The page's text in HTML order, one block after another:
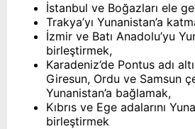
İstanbul ve Boğazları ele
Trakya’yı Yunanistan’a
İzmir ve Batı Anadolu’yu
birleştirmek,
Karadeniz’de Pontus adı
Giresun, Ordu ve Samsun
Yunanistan’a bağlamak,
Kıbrıs ve Ege adalarını
birleştirmek